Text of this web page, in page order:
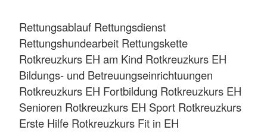
Rettungsablauf Rettungsdienst
Rettungshundearbeit Rettungskette
Rotkreuzkurs EH am Kind Rotkreuzkurs EH
Bildungs- und Betreuungseinrichtuungen
Rotkreuzkurs EH Fortbildung Rotkreuzkurs EH
Senioren Rotkreuzkurs EH Sport Rotkreuzkurs
Erste Hilfe Rotkreuzkurs Fit in EH